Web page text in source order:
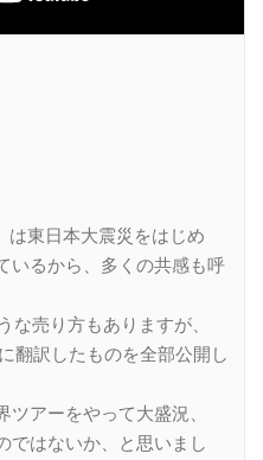
は東日本大震災をはじめ
いるから、多くの共感も呼
な売り方もありますが、
翻訳したものを全部公開し
アーをやって大盛況、
ではないか、と思いまし